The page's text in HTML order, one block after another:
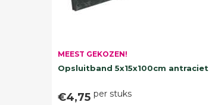
MEEST GEKOZEN!
Opsluitband 5x15x100cm antraciet
€4,75 per stuks